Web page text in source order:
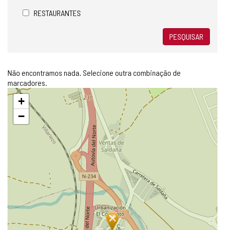
RESTAURANTES
PESQUISAR
Não encontramos nada. Selecione outra combinação de
marcadores.
Pular
mapa
+
−